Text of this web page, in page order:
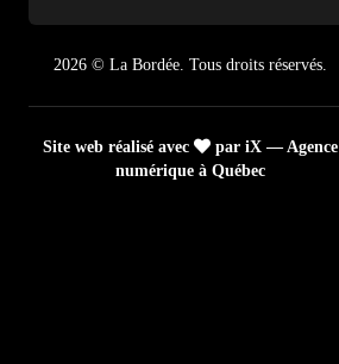
2026 © La Bordée. Tous droits réservés.
Site web réalisé avec
par iX — Agence
numérique à Québec